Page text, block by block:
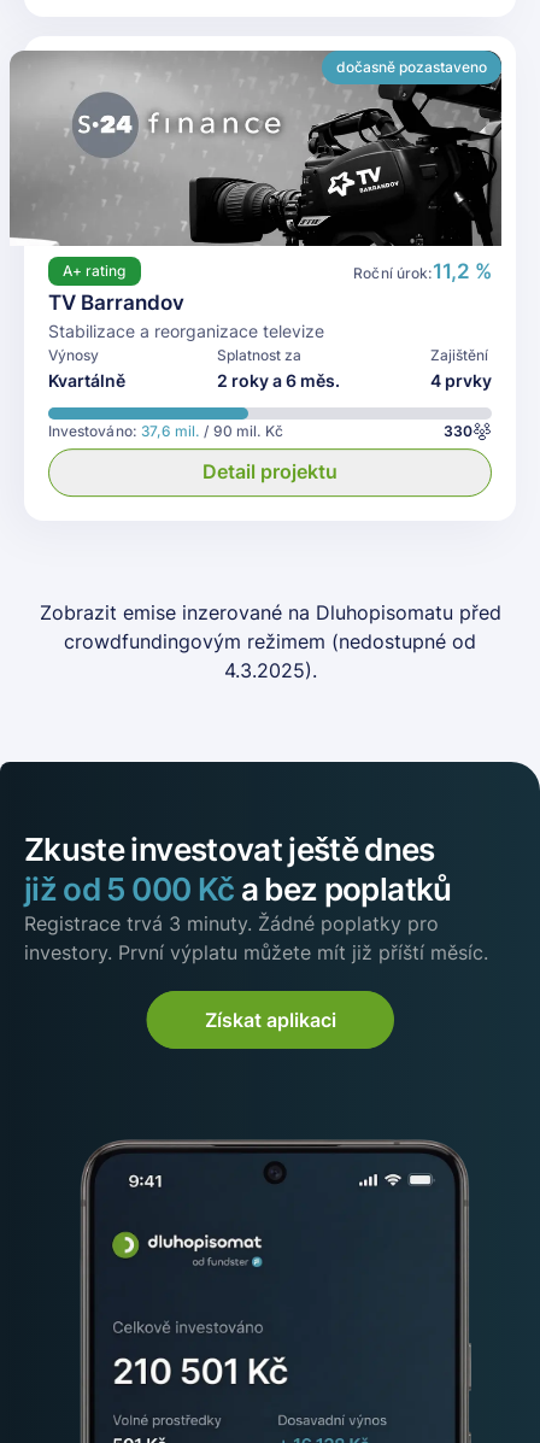
dočasně pozastaveno
A+ rating Roční úrok:11,2 %
TV Barrandov
Stabilizace a reorganizace televize
Výnosy
Kvartálně
Splatnost za
2 roky a 6 měs.
Zajištění
4 prvky
Investováno: 37,6 mil. / 90 mil. Kč 330
Detail projektu
Zobrazit emise inzerované na Dluhopisomatu před
crowdfundingovým režimem (nedostupné od
4.3.2025).
Zkuste investovat ještě dnes
jižod 5 000 Kč a bez poplatků
Registrace trvá 3 minuty. Žádné poplatky pro
investory. První výplatu můžete mít již příští měsíc.
Získat aplikaci